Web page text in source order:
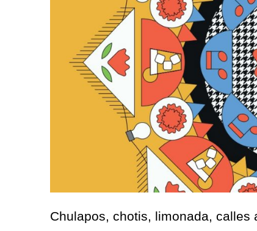
Chulapos, chotis, limonada,